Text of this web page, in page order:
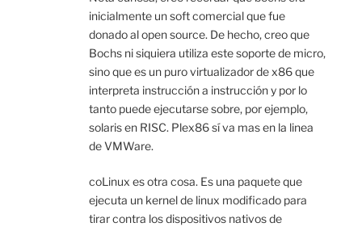
inicialmente un soft comercial que fue
donado al open source. De hecho, creo que
Bochs ni siquiera utiliza este soporte de micro,
sino que es un puro virtualizador de x86 que
interpreta instrucción a instrucción y por lo
tanto puede ejecutarse sobre, por ejemplo,
solaris en RISC. Plex86 sí va mas en la linea
de VMWare.
coLinux es otra cosa. Es una paquete que
ejecuta un kernel de linux modificado para
tirar contra los dispositivos nativos de